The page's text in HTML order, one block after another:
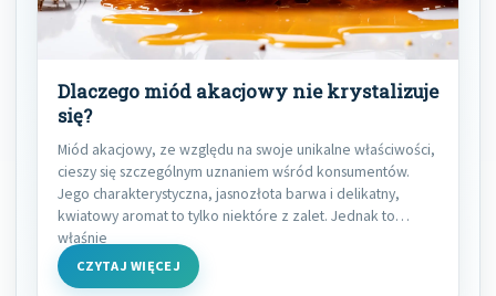
Dlaczego miód akacjowy nie krystalizuje
się?
Miód akacjowy, ze względu na swoje unikalne właściwości,
cieszy się szczególnym uznaniem wśród konsumentów.
Jego charakterystyczna, jasnozłota barwa i delikatny,
kwiatowy aromat to tylko niektóre z zalet. Jednak to
właśnie
CZYTAJ WIĘCEJ